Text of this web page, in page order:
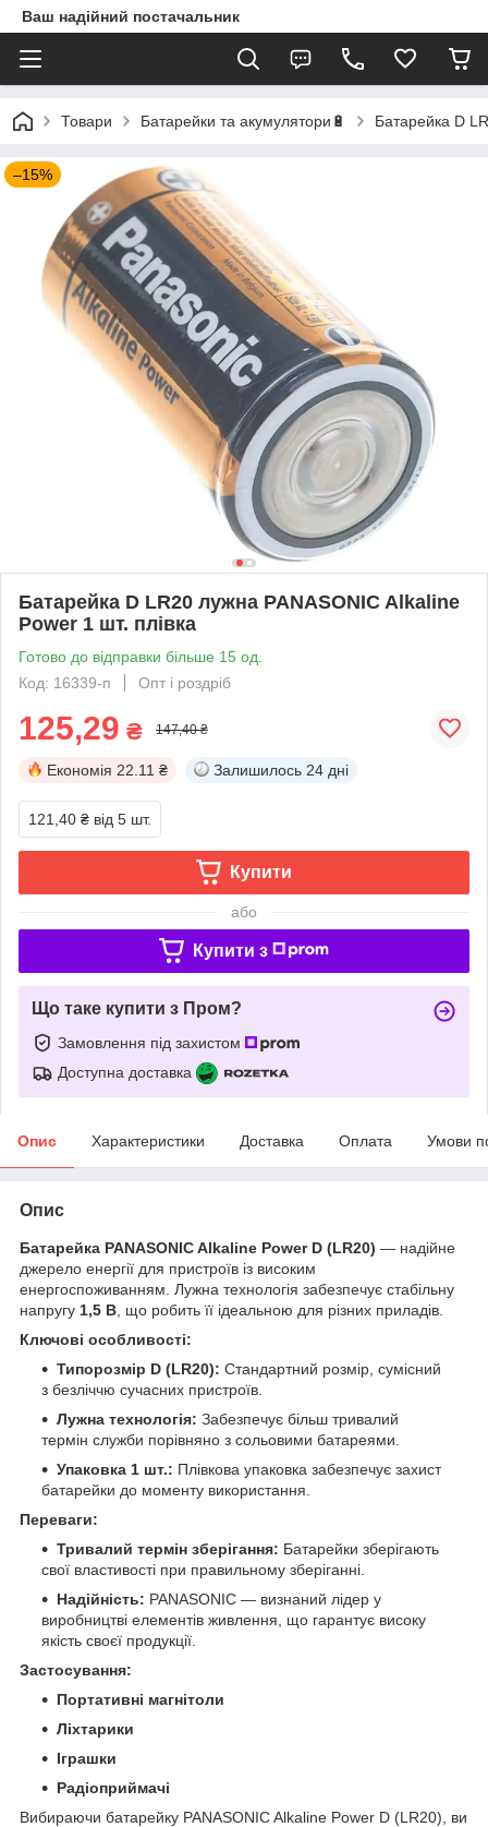
Ваш надійний постачальник
Товари Батарейки та акумулятори🔋 Батарейка D
–15%
Батарейка D LR20 лужна PANASONIC Alkaline
Power 1 шт. плівка
Готово до відправки більше 15 од.
Код: 16339-п
Опт і роздріб
125,29 ₴ 147,40 ₴
Економія 22.11 ₴ Залишилось 24 дні
121,40 ₴ від 5 шт.
Купити
або
Купити з
Що таке купити з Пром?
Замовлення під захистом
Доступна доставка
Опис Характеристики Доставка Оплата Умови
Опис
Батарейка PANASONIC Alkaline Power D (LR20) — надійне
джерело енергії для пристроїв із високим
енергоспоживанням. Лужна технологія забезпечує стабільну
напругу 1,5 В , що робить її ідеальною для різних приладів.
Ключові особливості:
Типорозмір D (LR20): Стандартний розмір, сумісний
з безліччю сучасних пристроїв.
Лужна технологія: Забезпечує більш тривалий
термін служби порівняно з сольовими батареями.
Упаковка 1 шт.: Плівкова упаковка забезпечує захист
батарейки до моменту використання.
Переваги:
Тривалий термін зберігання: Батарейки зберігають
свої властивості при правильному зберіганні.
Надійність: PANASONIC — визнаний лідер у
виробництві елементів живлення, що гарантує високу
якість своєї продукції.
Застосування:
Портативні магнітоли
Ліхтарики
Іграшки
Радіоприймачі
Вибираючи батарейку PANASONIC Alkaline Power D (LR20), ви